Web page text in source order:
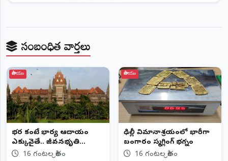
పక్షం
సంబంధిత వార్తలు
జాతీయం
భర్త కంటే భార్య ఆదాయం
ఎక్కువైతే.. జీవనభృతి
ఇవ్వలేం16 గంటల క్రితం
జాతీయం
ఢిల్లీ విమానాశ్రయంలో భారీగా
బంగారం స్మగ్లింగ్ భగ్నం
16 గంటల క్రితం